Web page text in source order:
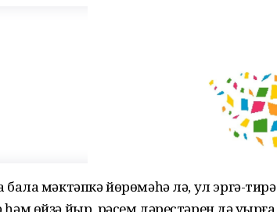
бала мәктәпкә йөрөмәһә лә, ул эр­гә-